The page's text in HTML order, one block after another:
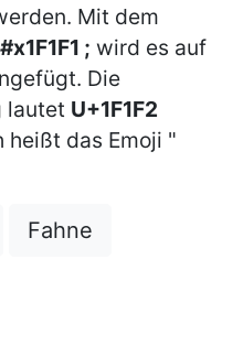
Mit dem
; wird es auf
Die
lautet U+1F1F2
heißt das Emoji "
Fahne